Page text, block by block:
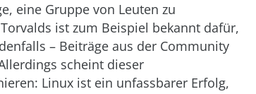
eine Gruppe von Leuten zu
ist zum Beispiel bekannt dafür,
– Beiträge aus der Community
scheint dieser
Linux ist ein unfassbarer Erfolg,